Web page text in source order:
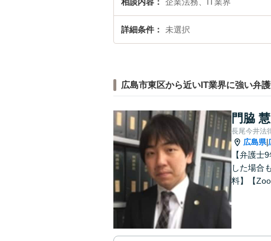
詳細条件 未選択
広島市東区から近いIT業界に強い弁
門脇 慧
長尾今井法
広島県|
【弁護
した場合
料】【